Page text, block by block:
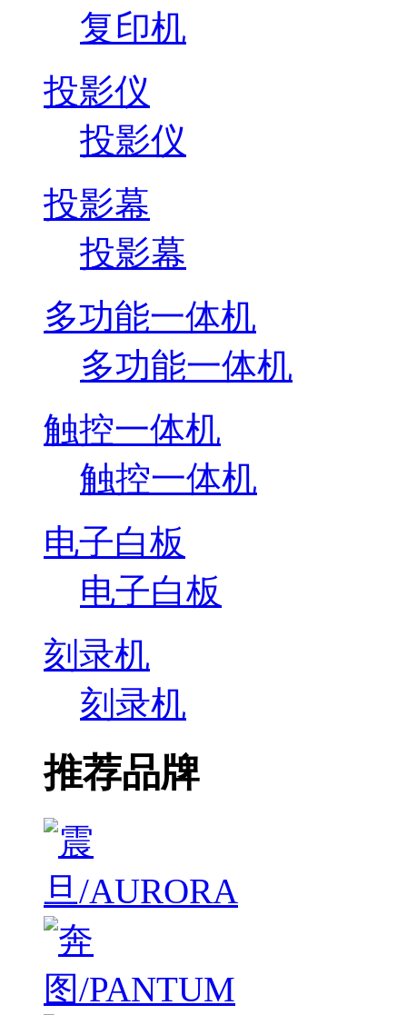
复印机
投影仪
投影仪
投影幕
投影幕
多功能一体机
多功能一体机
触控一体机
触控一体机
电子白板
电子白板
刻录机
刻录机
推荐品牌